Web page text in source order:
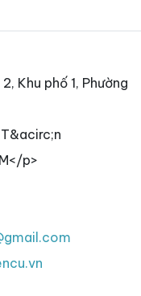
Khu phố 1, Phường
p>